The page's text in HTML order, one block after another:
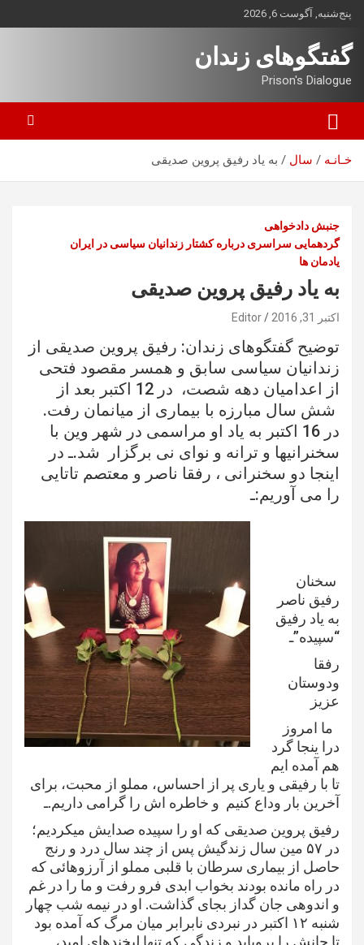
محتوا
بروید
پنج‌شنبه, آگوست 6, 2026
گفتگوهای زندان
Prison's Dialogue
خـانـه سال به یاد رفیق پروین صدیقی
جنبش دادخواهی
گردهمایی سراسری درباره کشتار زندانیان سیاسی در ایران
یادمان ها
به یاد رفیق پروین صدیقی
اکتبر 31, 2016 Editor
توضیح گفتگوهای زندان: رفیق پروین صدیقی از
زندانیان سیاسی سابق و همسر مقصود فتحی
از اعدامیان دهه شصت، در 12 اکتبر بعد از
شش سال مبارزه با بیماری از میانمان رفت.
در 16 اکتبر به یاد او مراسمی در شهر وین با
سخنرانیها و ترانه و نوای نی برگزار شد.ـ در
اینجا دو سخنرانی ، رفقا ناصر و معتصم تاتایی
را می آوریم:ـ
سخنان
رفیق ناصر
به یاد رفیق
“سپیده”ـ
رفقا
ودوستان
عزیز
ما امروز
درا ینجا گرد
هم آمده ایم
تا با رفیقی و یاری پر از احساس، مملو از محبت، برای
آخرین بار وداع کنیم و خاطره اش را گرامی داریم.ـ
رفیق پروین صدیقی که او را سپیده صدایش میکردیم؛
در ۵۷ مین سال زندگیش پس از چند سال درد و رنج
حاصل از بیماری سرطان با قلبی مملو از آرزوهائی که
در راه مانده بودند بخواب ابدی فرو رفت و ما را در غم
و اندوهی جان گداز بجای گذاشت. او در نيمه شب چهار
شنبه ١٢ اکتبر در نبردی نابرابر میان مرگ که آمده بود
تا جانش را بروباید و زندگی که تنها لبخندهای امید،